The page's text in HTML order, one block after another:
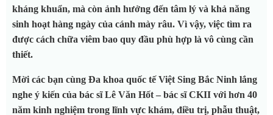
kháng khuẩn, mà còn ảnh hưởng đến tâm lý và khả năng
sinh hoạt hàng ngày của cánh mày râu. Vì vậy, việc tìm ra
được cách chữa viêm bao quy đầu phù hợp là vô cùng cần
thiết.
Mời các bạn cùng Đa khoa quốc tế Việt Sing Bắc Ninh lắng
nghe ý kiến của bác sĩ Lê Văn Hốt – bác sĩ CKII với hơn 40
năm kinh nghiệm trong lĩnh vực khám, điều trị, phẫu thuật,